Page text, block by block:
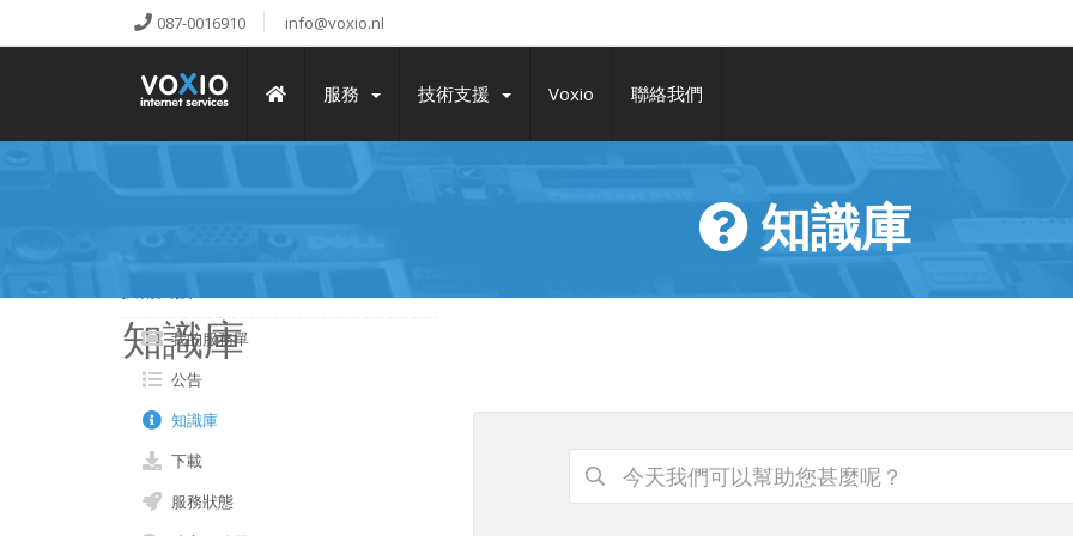
087-0016910 info@voxio.nl
服務 技術支援 Voxio 聯絡我們
知識庫
知識庫
我的服務單
公告
知識庫
下載
服務狀態